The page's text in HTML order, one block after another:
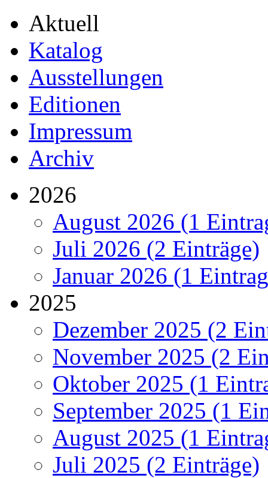
Aktuell
Katalog
Ausstellungen
Editionen
Impressum
Archiv
2026
August 2026 (1
Juli 2026 (2 Einträge)
Januar 2026 (1
2025
Dezember 2025 (2
November 2025 (2
Oktober 2025 (1
September 2025 (1
August 2025 (1
Juli 2025 (2 Einträge)